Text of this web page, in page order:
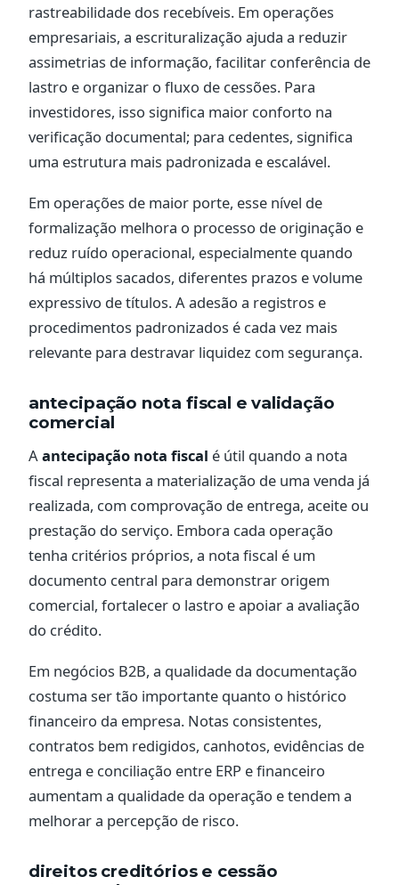
rastreabilidade dos recebíveis. Em operações
empresariais, a escrituralização ajuda a reduzir
assimetrias de informação, facilitar conferência de
lastro e organizar o fluxo de cessões. Para
investidores, isso significa maior conforto na
verificação documental; para cedentes, significa
uma estrutura mais padronizada e escalável.
Em operações de maior porte, esse nível de
formalização melhora o processo de originação e
reduz ruído operacional, especialmente quando
há múltiplos sacados, diferentes prazos e volume
expressivo de títulos. A adesão a registros e
procedimentos padronizados é cada vez mais
relevante para destravar liquidez com segurança.
antecipação nota fiscal e validação
comercial
Aantecipação nota fiscal é útil quando a nota
fiscal representa a materialização de uma venda já
realizada, com comprovação de entrega, aceite ou
prestação do serviço. Embora cada operação
tenha critérios próprios, a nota fiscal é um
documento central para demonstrar origem
comercial, fortalecer o lastro e apoiar a avaliação
do crédito.
Em negócios B2B, a qualidade da documentação
costuma ser tão importante quanto o histórico
financeiro da empresa. Notas consistentes,
contratos bem redigidos, canhotos, evidências de
entrega e conciliação entre ERP e financeiro
aumentam a qualidade da operação e tendem a
melhorar a percepção de risco.
direitos creditórios e cessão